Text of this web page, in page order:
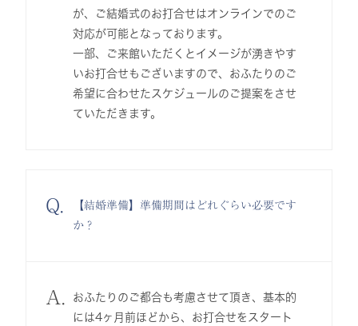
が、ご結婚式のお打合せはオンラインでのご
対応が可能となっております。
一部、ご来館いただくとイメージが湧きやす
いお打合せもございますので、おふたりのご
希望に合わせたスケジュールのご提案をさせ
ていただきます。
Q.
【結婚準備】準備期間はどれぐらい必要です
か？
A.
おふたりのご都合も考慮させて頂き、基本的
には4ヶ月前ほどから、お打合せをスタート